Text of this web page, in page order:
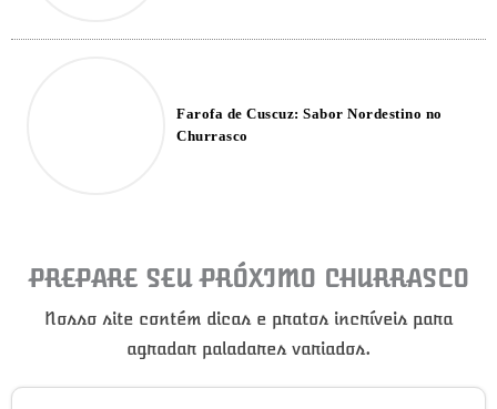
Farofa de Cuscuz: Sabor Nordestino no
Churrasco
PREPARE SEU PRÓXIMO CHURRASCO
Nosso site contém dicas e pratos incríveis para
agradar paladares variados.